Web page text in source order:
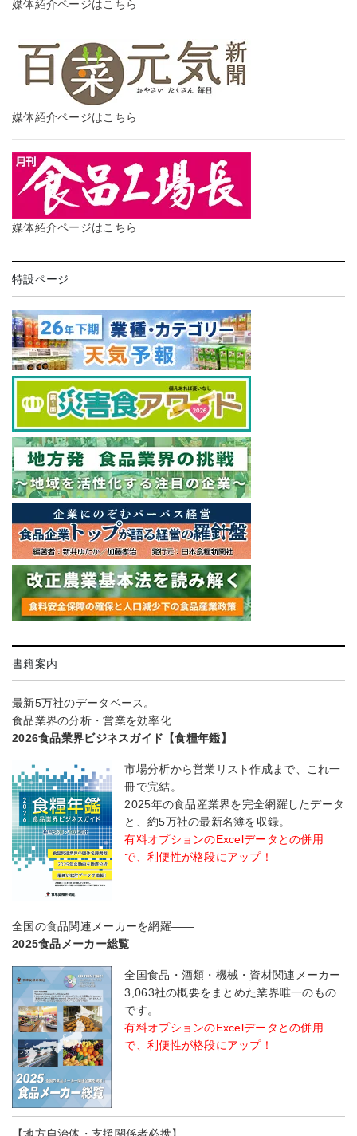
媒体紹介ページはこちら
媒体紹介ページはこちら
媒体紹介ページはこちら
特設ページ
書籍案内
最新5万社のデータベース。
食品業界の分析・営業を効率化
2026食品業界ビジネスガイド【食糧年鑑】
市場分析から営業リスト作成まで、これ一
冊で完結。
2025年の食品産業界を完全網羅したデータ
と、約5万社の最新名簿を収録。
有料オプションのExcelデータとの併用
で、利便性が格段にアップ！
全国の食品関連メーカーを網羅――
2025食品メーカー総覧
全国食品・酒類・機械・資材関連メーカー
3,063社の概要をまとめた業界唯一のもの
です。
有料オプションのExcelデータとの併用
で、利便性が格段にアップ！
【地方自治体・支援関係者必携】